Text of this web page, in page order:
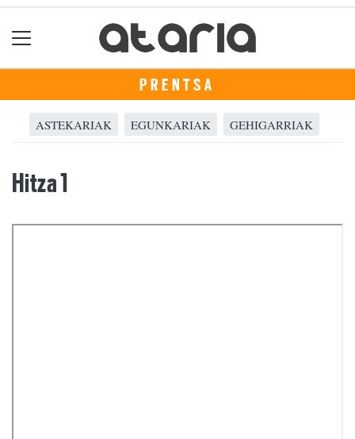
PRENTSA
ASTEKARIAK EGUNKARIAK GEHIGARRIAK
Hitza 1